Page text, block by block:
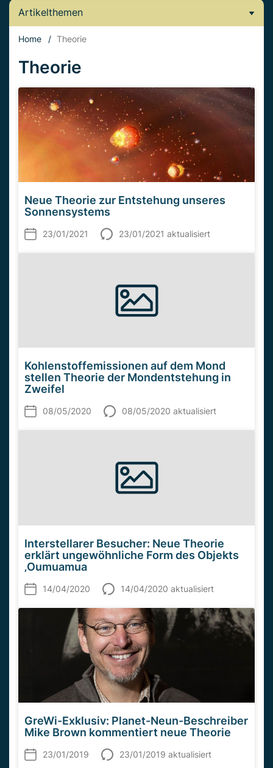
Artikelthemen
Home / Theorie
Theorie
Neue Theorie zur Entstehung unseres
Sonnensystems
23/01/2021 23/01/2021 aktualisiert
Kohlenstoffemissionen auf dem Mond
stellen Theorie der Mondentstehung in
Zweifel
08/05/2020 08/05/2020 aktualisiert
Interstellarer Besucher: Neue Theorie
erklärt ungewöhnliche Form des Objekts
‚Oumuamua
14/04/2020 14/04/2020 aktualisiert
GreWi-Exklusiv: Planet-Neun-Beschreiber
Mike Brown kommentiert neue Theorie
23/01/2019 23/01/2019 aktualisiert